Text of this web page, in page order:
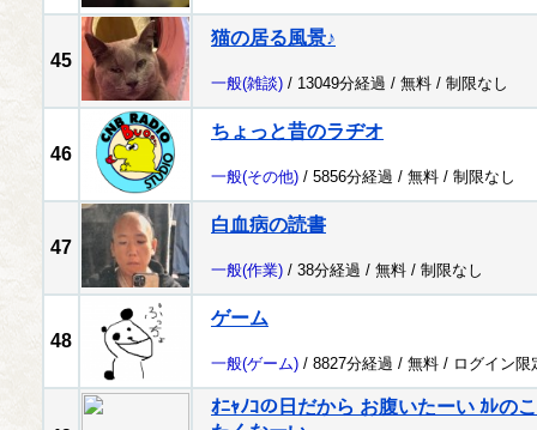
45
猫の居る風景♪
一般(雑談) / 13049分経過 / 無料 / 制限なし
46
ちょっと昔のラヂオ
一般(その他) / 5856分経過 / 無料 / 制限なし
47
白血病の読書
一般(作業) / 38分経過 / 無料 / 制限なし
48
ゲーム
一般(ゲーム) / 8827分経過 / 無料 / ログイン限
ｵﾆｬﾉｺの日だから お腹いたーい ｶﾚの